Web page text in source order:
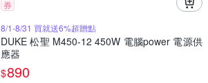
券
8/1-8/31 買就送6%超贈點
DUKE 松聖 M450-12 450W 電腦power 電源供
應器
$890